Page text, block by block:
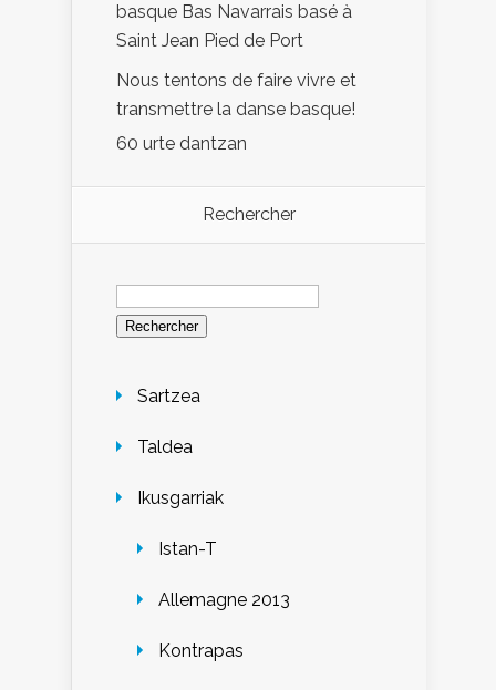
basque Bas Navarrais basé à
Saint Jean Pied de Port
Nous tentons de faire vivre et
transmettre la danse basque!
60 urte dantzan
Rechercher
Rechercher :
Sartzea
Taldea
Ikusgarriak
Istan-T
Allemagne 2013
Kontrapas